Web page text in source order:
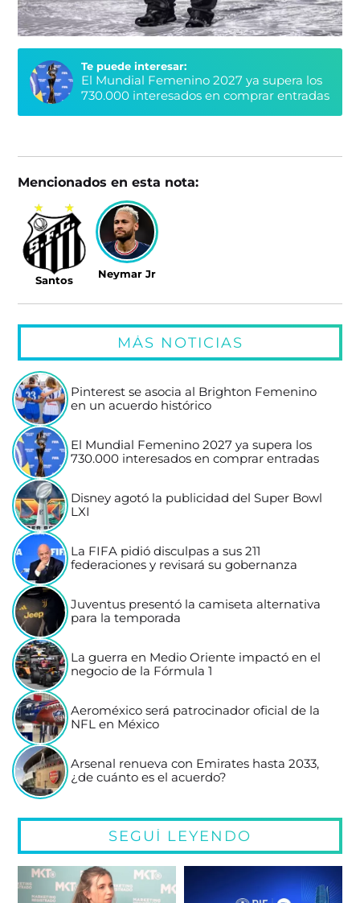
Te puede interesar:
El Mundial Femenino 2027 ya supera los
730.000 interesados en comprar entradas
Mencionados en esta nota:
Santos
Neymar Jr
MÁS NOTICIAS
Pinterest se asocia al Brighton Femenino
en un acuerdo histórico
El Mundial Femenino 2027 ya supera los
730.000 interesados en comprar entradas
Disney agotó la publicidad del Super Bowl
LXI
La FIFA pidió disculpas a sus 211
federaciones y revisará su gobernanza
Juventus presentó la camiseta alternativa
para la temporada
La guerra en Medio Oriente impactó en el
negocio de la Fórmula 1
Aeroméxico será patrocinador oficial de la
NFL en México
Arsenal renueva con Emirates hasta 2033,
¿de cuánto es el acuerdo?
SEGUÍ LEYENDO